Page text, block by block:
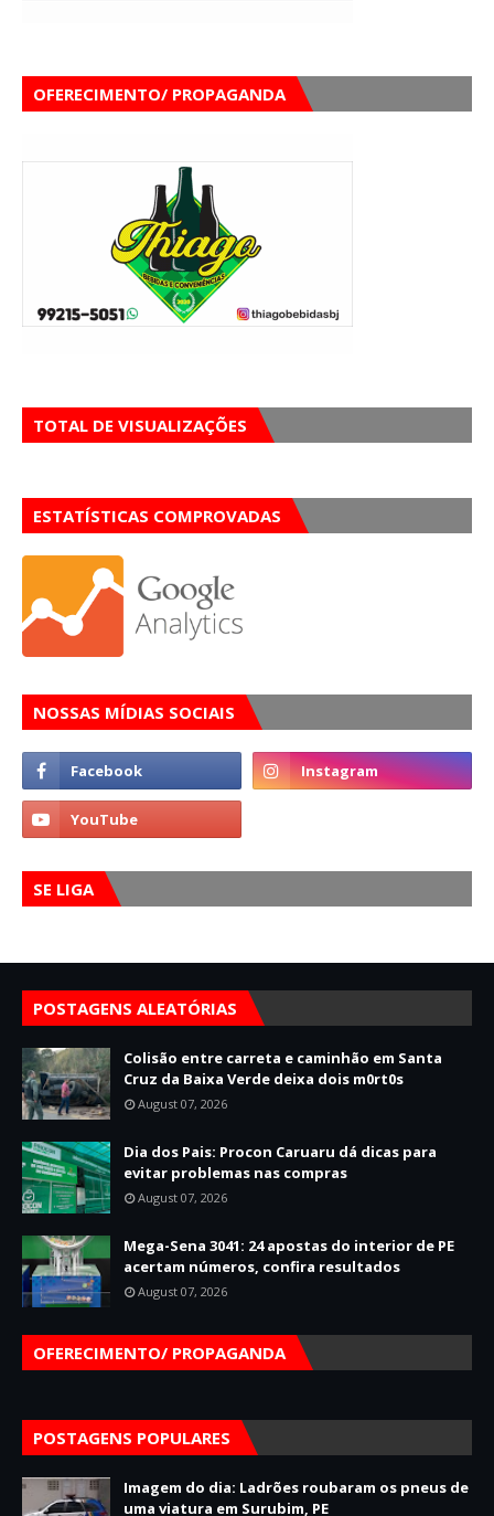
OFERECIMENTO/ PROPAGANDA
TOTAL DE VISUALIZAÇÕES
ESTATÍSTICAS COMPROVADAS
NOSSAS MÍDIAS SOCIAIS
SE LIGA
POSTAGENS ALEATÓRIAS
Colisão entre carreta e caminhão em Santa
Cruz da Baixa Verde deixa dois m0rt0s
August 07, 2026
Dia dos Pais: Procon Caruaru dá dicas para
evitar problemas nas compras
August 07, 2026
Mega-Sena 3041: 24 apostas do interior de PE
acertam números, confira resultados
August 07, 2026
OFERECIMENTO/ PROPAGANDA
POSTAGENS POPULARES
Imagem do dia: Ladrões roubaram os pneus de
uma viatura em Surubim, PE